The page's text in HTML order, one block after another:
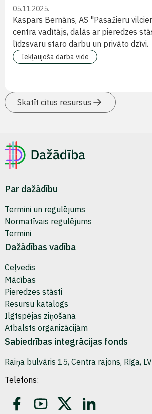
05.11.2025.
Kaspars Bernāns, AS "Pasažieru
centra vadītājs, dalās ar pieredzes
līdzsvaru staro darbu un privāto dzīvi.
Iekļaujoša darba vide
Skatīt citus resursus
Par dažādību
Termini un regulējums
Normatīvais regulējums
Termini
Dažādības vadība
Ceļvedis
Mācības
Pieredzes stāsti
Resursu katalogs
Ilgtspējas ziņošana
Atbalsts organizācijām
Sabiedrības integrācijas fonds
Raiņa bulvāris 15, Centra rajons, Rīga,
Telefons: